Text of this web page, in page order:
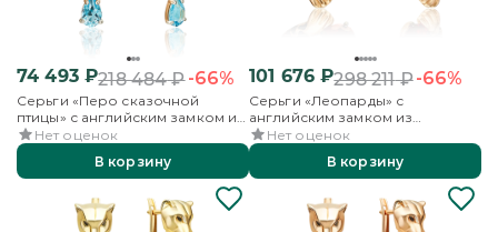
74 493₽218 484₽-66%
Серьги «Перо сказочной
птицы» с английским замком из
красного золота с топазами
Нет оценок
В корзину
101 676 ₽298 211₽-66%
Серьги «Леопарды» с
английским замком из
красного золота с гранатом и
эмалью
Нет оценок
В корзину